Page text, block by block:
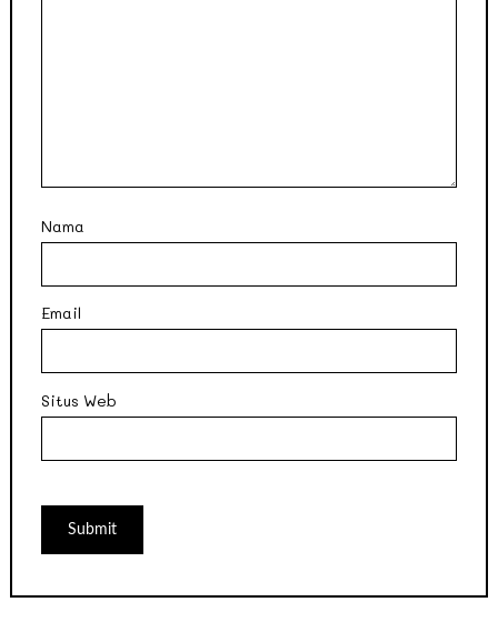
Nama
Email
Situs Web